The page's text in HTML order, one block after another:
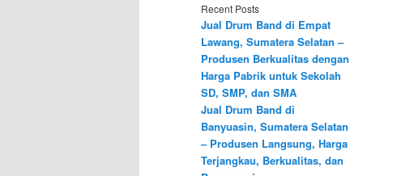
Recent Posts
Jual Drum Band di Empat
Lawang, Sumatera Selatan –
Produsen Berkualitas dengan
Harga Pabrik untuk Sekolah
SD, SMP, dan SMA
Jual Drum Band di
Banyuasin, Sumatera Selatan
– Produsen Langsung, Harga
Terjangkau, Berkualitas, dan